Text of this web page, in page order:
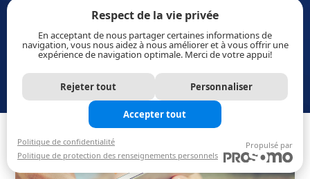
Respect de la vie privée
En acceptant de nous partager certaines informations de
navigation, vous nous aidez à nous améliorer et à vous offrir une
expérience de navigation optimale. Merci de votre appui!
Rejeter tout Personnaliser
Accepter tout
Politique de confidentialité
Politique de protection des renseignements personnels
Propulsé par